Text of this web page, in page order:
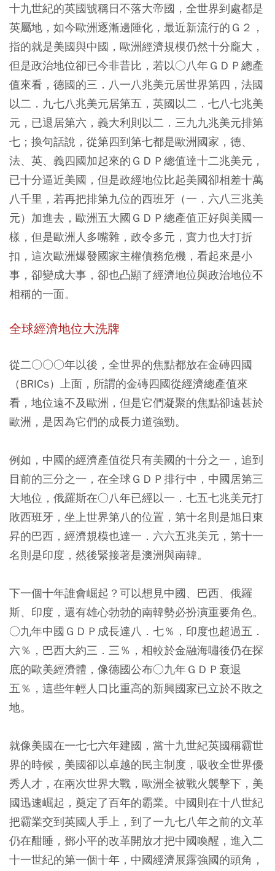
十九世紀的英國號稱日不落大帝國，全世界到處都是
英屬地，如今歐洲逐漸邊陲化，最近新流行的Ｇ２，
指的就是美國與中國，歐洲經濟規模仍然十分龐大，
但是政治地位卻已今非昔比，若以○八年ＧＤＰ總產
值來看，德國的三．八一八兆美元居世界第四，法國
以二．九七八兆美元居第五，英國以二．七八七兆美
元，已退居第六，義大利則以二．三九九兆美元排第
七；換句話說，從第四到第七都是歐洲國家，德、
法、英、義四國加起來的ＧＤＰ總值達十二兆美元，
已十分逼近美國，但是政經地位比起美國卻相差十萬
八千里，若再把排第九位的西班牙（一．六八三兆美
元）加進去，歐洲五大國ＧＤＰ總產值正好與美國一
樣，但是歐洲人多嘴雜，政令多元，實力也大打折
扣，這次歐洲爆發國家主權債務危機，看起來是小
事，卻變成大事，卻也凸顯了經濟地位與政治地位不
相稱的一面。
全球經濟地位大洗牌
從二○○○年以後，全世界的焦點都放在金磚四國
（BRICs）上面，所謂的金磚四國從經濟總產值來
看，地位遠不及歐洲，但是它們凝聚的焦點卻遠甚於
歐洲，是因為它們的成長力道強勁。
例如，中國的經濟產值從只有美國的十分之一，追到
目前的三分之一，在全球ＧＤＰ排行中，中國居第三
大地位，俄羅斯在○八年已經以一．七五七兆美元打
敗西班牙，坐上世界第八的位置，第十名則是旭日東
昇的巴西，經濟規模也達一．六六五兆美元，第十一
名則是印度，然後緊接著是澳洲與南韓。
下一個十年誰會崛起？可以想見中國、巴西、俄羅
斯、印度，還有雄心勃勃的南韓勢必扮演重要角色。
○九年中國ＧＤＰ成長達八．七％，印度也超過五．
六％，巴西大約三．三％，相較於金融海嘯後仍在探
底的歐美經濟體，像德國公布○九年ＧＤＰ衰退
五％，這些年輕人口比重高的新興國家已立於不敗之
地。
就像美國在一七七六年建國，當十九世紀英國稱霸世
界的時候，美國卻以卓越的民主制度，吸收全世界優
秀人才，在兩次世界大戰，歐洲全被戰火襲擊下，美
國迅速崛起，奠定了百年的霸業。中國則在十八世紀
把霸業交到英國人手上，到了一九七八年之前的文革
仍在酣睡，鄧小平的改革開放才把中國喚醒，進入二
十一世紀的第一個十年，中國經濟展露強國的頭角，